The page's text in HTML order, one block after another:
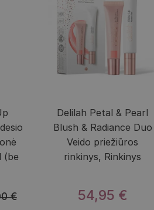
(be
€
Delilah Petal & Pearl
Blush & Radiance Duo
Veido priežiūros
rinkinys, Rinkinys
54,95 €